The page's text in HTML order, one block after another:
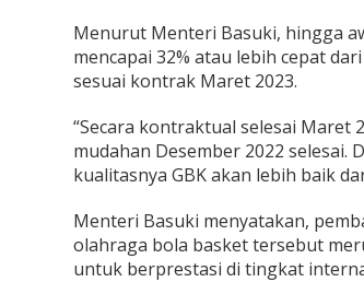
2
3
Menurut Menteri Basuki, hingga
mencapai 32% atau lebih cepat
sesuai kontrak Maret 2023.
“Secara kontraktual selesai Maret
mudahan Desember 2022
kualitasnya GBK akan lebih baik
Menteri Basuki menyatakan,
olahraga bola basket tersebut
untuk berprestasi di tingkat